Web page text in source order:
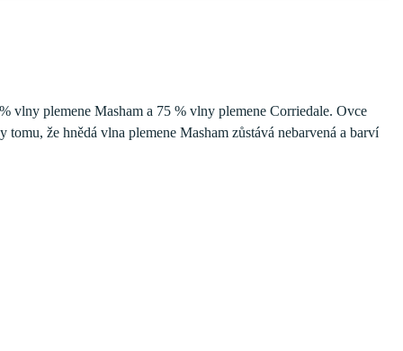
vlny plemene Masham a 75 % vlny plemene Corriedale. Ovce
že hnědá vlna plemene Masham zůstává nebarvená a barví